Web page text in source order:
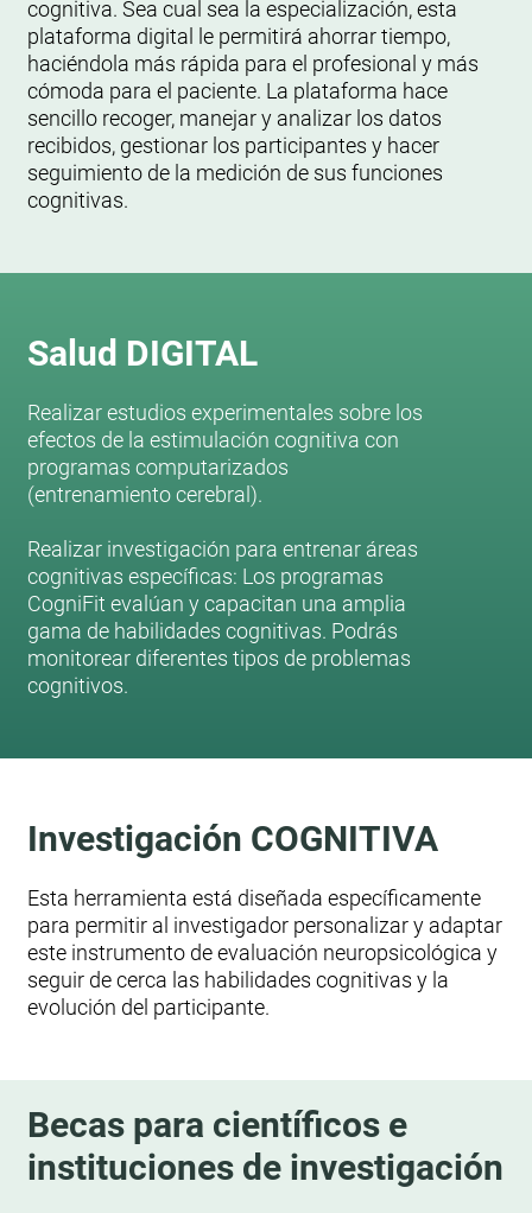
cognitiva. Sea cual sea la especialización, esta
plataforma digital le permitirá ahorrar tiempo,
haciéndola más rápida para el profesional y más
cómoda para el paciente. La plataforma hace
sencillo recoger, manejar y analizar los datos
recibidos, gestionar los participantes y hacer
seguimiento de la medición de sus funciones
cognitivas.
Salud DIGITAL
Realizar estudios experimentales sobre los
efectos de la estimulación cognitiva con
programas computarizados
(entrenamiento cerebral).
Realizar investigación para entrenar áreas
cognitivas específicas: Los programas
CogniFit evalúan y capacitan una amplia
gama de habilidades cognitivas. Podrás
monitorear diferentes tipos de problemas
cognitivos.
Investigación COGNITIVA
Esta herramienta está diseñada específicamente
para permitir al investigador personalizar y adaptar
este instrumento de evaluación neuropsicológica y
seguir de cerca las habilidades cognitivas y la
evolución del participante.
Becas para científicos e
instituciones de investigación